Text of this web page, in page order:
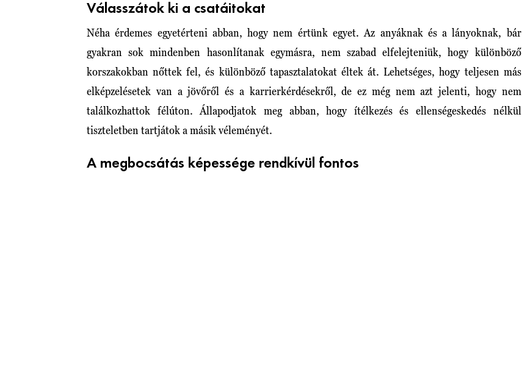
Válasszátok ki a csatáitokat
Néha érdemes egyetérteni abban, hogy nem értünk egyet. Az anyáknak és a lányoknak, bár
gyakran sok mindenben hasonlítanak egymásra, nem szabad elfelejteniük, hogy különböző
korszakokban nőttek fel, és különböző tapasztalatokat éltek át. Lehetséges, hogy teljesen más
elképzelésetek van a jövőről és a karrierkérdésekről, de ez még nem azt jelenti, hogy nem
találkozhattok félúton. Állapodjatok meg abban, hogy ítélkezés és ellenségeskedés nélkül
tiszteletben tartjátok a másik véleményét.
A megbocsátás képessége rendkívül fontos